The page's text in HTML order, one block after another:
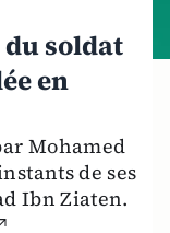
soldat
en
Mohamed
de ses
Ibn Ziaten.